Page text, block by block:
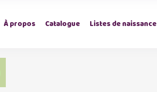
À propos Catalogue Listes de